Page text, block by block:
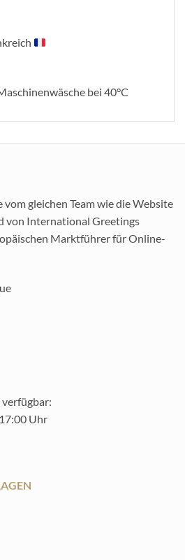
bei 40°C
vom gleichen Team wie die Website
von International Greetings
Marktführer für Online-
Uhr